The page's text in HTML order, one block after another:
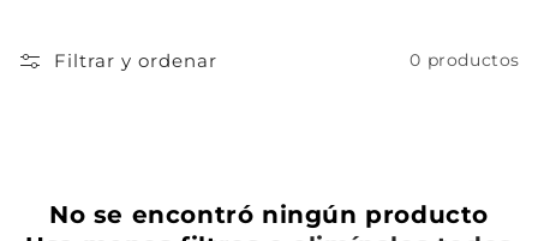
Filtrar y ordenar 0 productos
No se encontró ningún producto